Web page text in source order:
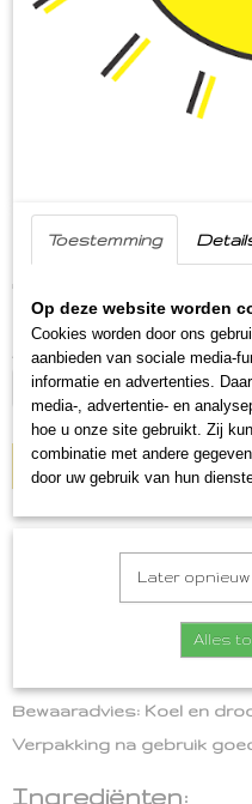
Nostalgie
€ 2,75
Op voorraad-
Aantal
IN WINKELWAGEN
Nostalgie drop
Een nostalgisch dropje.
ouderwetse
Bewaaradvies: Koel en
Verpakking na gebruik
Ingrediënten:
Toestemming
Op deze website worden
Cookies worden door ons
aanbieden van sociale media-
informatie en advertenties.
media-, advertentie- en
hoe u onze site gebruikt. Zij
combinatie met andere
door uw gebruik van hun
Later
Alles